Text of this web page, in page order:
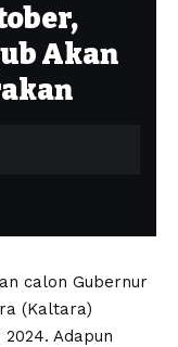
Akan
calon Gubernur
(Kaltara)
Adapun